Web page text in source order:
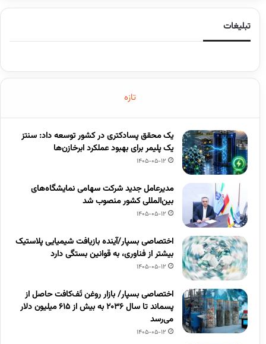
تبلیغات
تازه
یک محقق پسادکتری در کشور توسعه داد: سنتز
یک پلیمر برای بهبود عملکرد ابرخازن‌ها
1405-05-12
مدیرعامل جدید شرکت سهامی نمایشگاه‌های
بین‌المللی کشور منصوب شد
1405-05-12
اختصاصی بسپار/آینده بازیافت شیمیایی پلاستیک
بیشتر از فناوری، به قوانین بستگی دارد
1405-05-12
اختصاصی بسپار/ بازار روغن تَف‌کافت حاصل از
پسماند تا سال ۲۰۳۶ به بیش از ۶۱۵ میلیون دلار
می‌رسد
1405-05-12